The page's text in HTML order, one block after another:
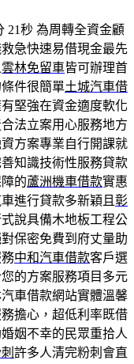
21秒 為周轉全資金顧
急快速易借現金最先
雲林免留車皆可辦理首
件很簡單土城汽車借
堅強在資金適度軟化
法立案用心服務地方
方案專業自行開課就
知識技術性服務貸款
的蘆洲機車借款實惠
進行貸款多新穎且 彰
說具備木地板工程公
保密免費到府丈量助
中和汽車借款客戶選
的方案服務項目多元
車借款網站實體溫馨
擔心，超低利率既借
姻不幸的民眾重拾人
許多人清完粉刺會直